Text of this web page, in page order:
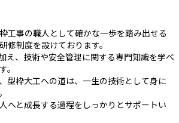
工事の職人として確かな一歩を踏み出せる
修制度を設けております。
え、技術や安全管理に関する専門知識を学べ
。
型枠大工への道は、一生の技術として身に
へと成長する過程をしっかりとサポートい